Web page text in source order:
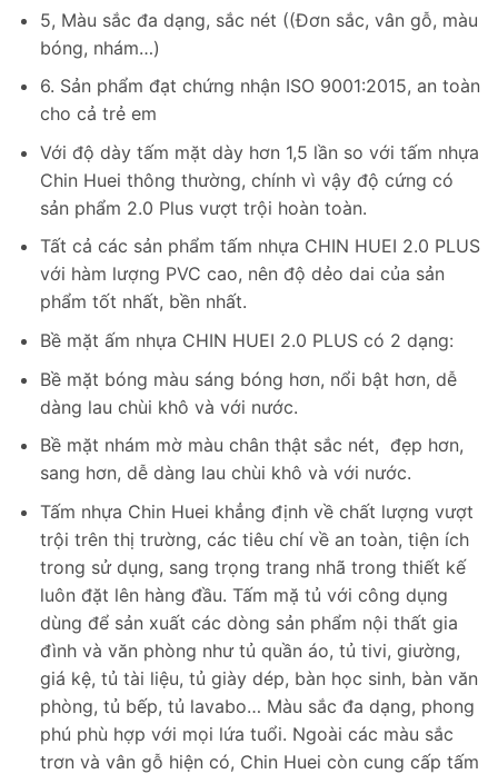
5, Màu sắc đa dạng, sắc nét ((Đơn sắc, vân gỗ, màu
bóng, nhám…)
6. Sản phẩm đạt chứng nhận ISO 9001:2015, an toàn
cho cả trẻ em
Với độ dày tấm mặt dày hơn 1,5 lần so với tấm nhựa
Chin Huei thông thường, chính vì vậy độ cứng có
sản phẩm 2.0 Plus vượt trội hoàn toàn.
Tất cả các sản phẩm tấm nhựa CHIN HUEI 2.0 PLUS
với hàm lượng PVC cao, nên độ dẻo dai của sản
phẩm tốt nhất, bền nhất.
Bề mặt ấm nhựa CHIN HUEI 2.0 PLUS có 2 dạng:
Bề mặt bóng màu sáng bóng hơn, nổi bật hơn, dễ
dàng lau chùi khô và với nước.
Bề mặt nhám mờ màu chân thật sắc nét, đẹp hơn,
sang hơn, dễ dàng lau chùi khô và với nước.
Tấm nhựa Chin Huei khẳng định về chất lượng vượt
trội trên thị trường, các tiêu chí về an toàn, tiện ích
trong sử dụng, sang trọng trang nhã trong thiết kế
luôn đặt lên hàng đầu. Tấm mặ tủ với công dụng
dùng để sản xuất các dòng sản phẩm nội thất gia
đình và văn phòng như tủ quần áo, tủ tivi, giường,
giá kệ, tủ tài liệu, tủ giày dép, bàn học sinh, bàn văn
phòng, tủ bếp, tủ lavabo… Màu sắc đa dạng, phong
phú phù hợp với mọi lứa tuổi. Ngoài các màu sắc
trơn và vân gỗ hiện có, Chin Huei còn cung cấp tấm